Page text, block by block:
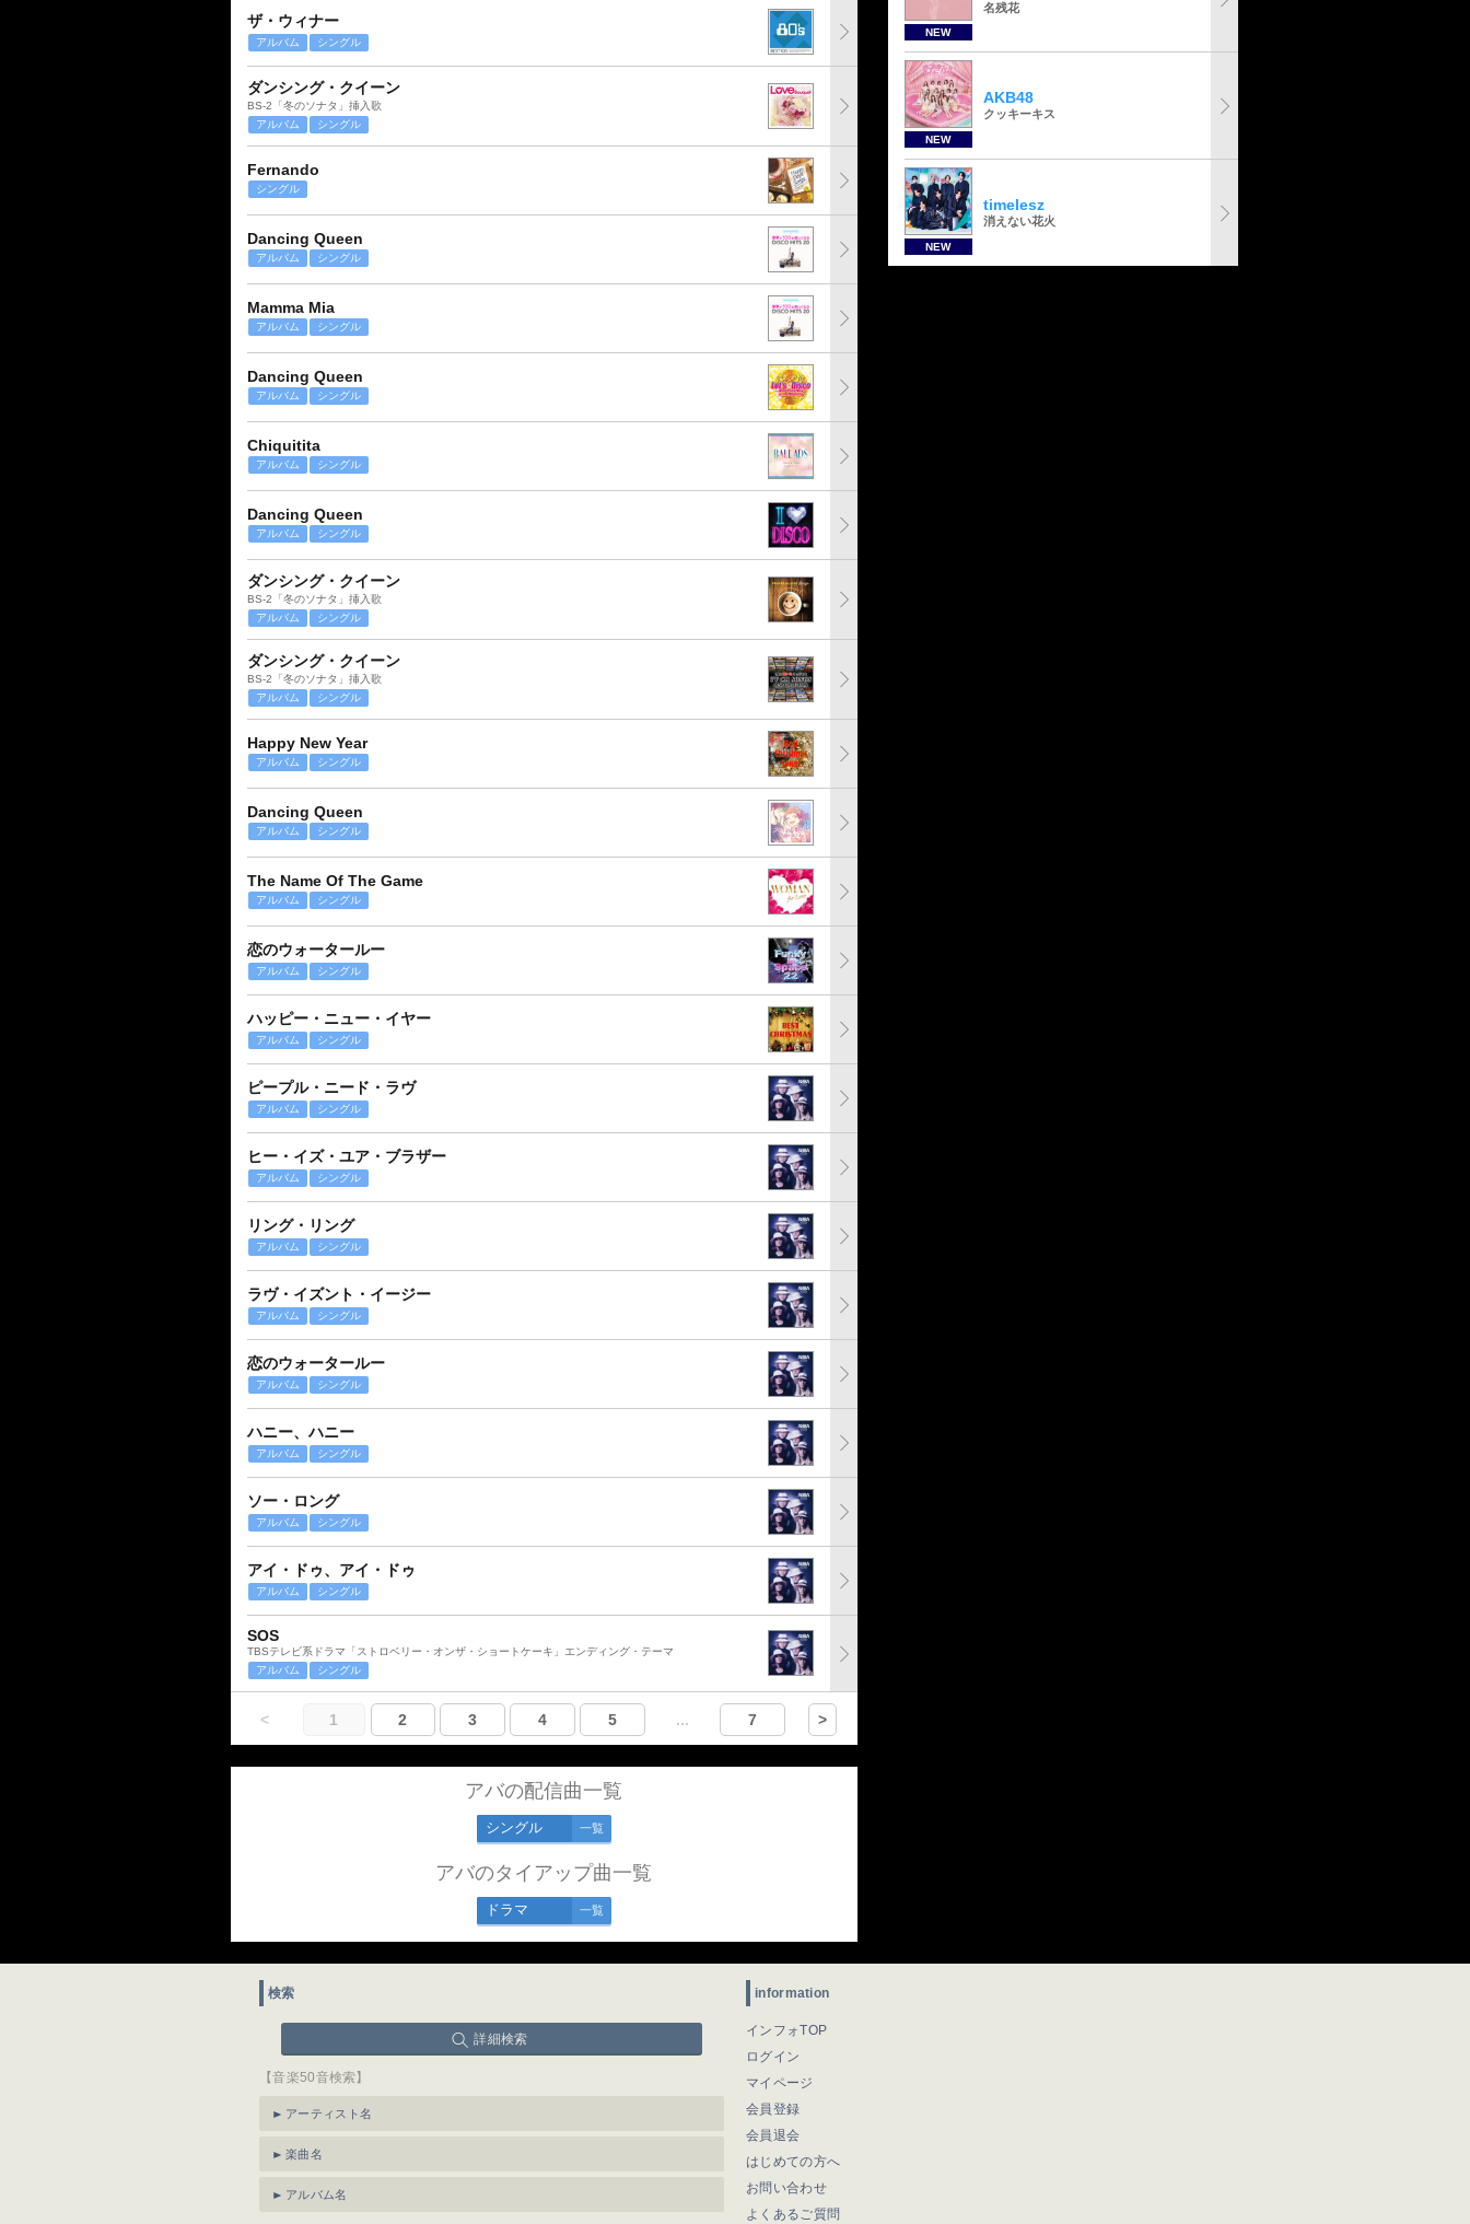
ザ・ウィナー
アルバム シングル
ダンシング・クイーン
BS-2「冬のソナタ」挿入歌
アルバム
シングル
Fernando
シングル
Dancing Queen
アルバム シングル
Mamma Mia
アルバム シングル
Dancing Queen
アルバム シングル
Chiquitita
アルバム シングル
Dancing Queen
アルバム シングル
ダンシング・クイーン
BS-2「冬のソナタ」挿入歌
アルバム
シングル
ダンシング・クイーン
BS-2「冬のソナタ」挿入歌
アルバム
シングル
Happy New Year
アルバム シングル
Dancing Queen
アルバム シングル
The Name Of The Game
アルバム シングル
恋のウォータールー
アルバム シングル
ハッピー・ニュー・イヤー
アルバム シングル
ピープル・ニード・ラヴ
アルバム シングル
ヒー・イズ・ユア・ブラザー
アルバム シングル
リング・リング
アルバム シングル
ラヴ・イズント・イージー
アルバム シングル
恋のウォータールー
アルバム シングル
ハニー、ハニー
アルバム シングル
ソー・ロング
アルバム シングル
アイ・ドゥ、アイ・ドゥ
アルバム シングル
SOS
TBSテレビ系ドラマ「ストロベリー・オンザ・ショートケーキ」エンディング・テーマ
アルバム
シングル
< 1 2 3 4 5 ... 7 >
アバの配信曲一覧
シングル 一覧
アバのタイアップ曲一覧
ドラマ 一覧
NEW
名残花
NEW
AKB48
クッキーキス
NEW
timelesz
消えない花火
検索
詳細検索
【音楽50音検索】
アーティスト名
楽曲名
アルバム名
information
インフォTOP
ログイン
マイページ
会員登録
会員退会
はじめての方へ
お問い合わせ
よくあるご質問